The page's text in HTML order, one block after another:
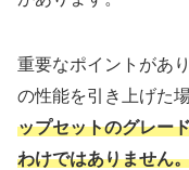
重要なポイントがあ
の性能を引き上げた
ップセットのグレー
わけではありません